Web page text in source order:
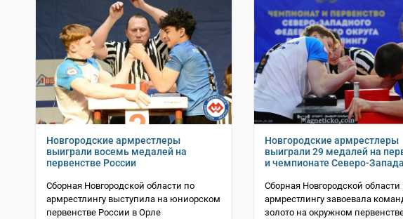
Новгородские армрестлеры
выиграли восемь медалей на
первенстве России
Сборная Новгородской области по
армрестлингу выступила на юниорском
первенстве России в Орле
Новгородские армрестлеры
выиграли 29 медалей на
и чемпионате Северо-Запада
Сборная Новгородской области
армрестлингу завоевала
золото на окружном